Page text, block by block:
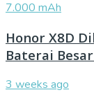
Honor X8D
Baterai
3 weeks ago